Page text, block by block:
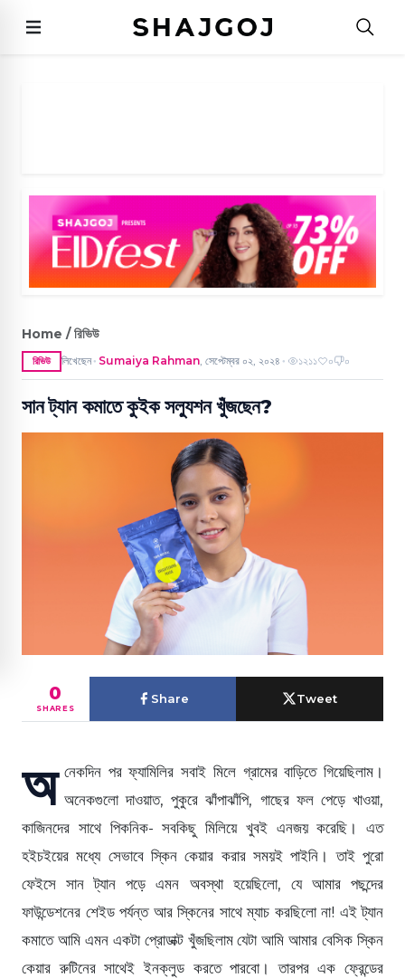
Home / রিভিউ
রিভিউ লিখেছেন ● Sumaiya Rahman, সেপ্টেম্বর ০২, ২০২৪ ● ১২১১ ০ ০
সান ট্যান কমাতে কুইক সল্যুশন খুঁজছেন?
0
SHARES
Share Tweet
অ নেকদিন পর ফ্যামিলির সবাই মিলে গ্রামের বাড়িতে গিয়েছিলাম।
অনেকগুলো দাওয়াত, পুকুরে ঝাঁপাঝাঁপি, গাছের ফল পেড়ে খাওয়া,
কাজিনদের সাথে পিকনিক- সবকিছু মিলিয়ে খুবই এনজয় করেছি। এত
হইচইয়ের মধ্যে সেভাবে স্কিন কেয়ার করার সময়ই পাইনি। তাই পুরো
ফেইসে সান ট্যান পড়ে এমন অবস্থা হয়েছিলো, যে আমার পছন্দের
ফাউন্ডেশনের শেইড পর্যন্ত আর স্কিনের সাথে ম্যাচ করছিলো না! এই ট্যান
কমাতে আমি এমন একটা প্রোডাক্ট খুঁজছিলাম যেটা আমি আমার বেসিক স্কিন
কেয়ার রুটিনের সাথেই ইনক্লুড করতে পারবো। তারপর এক ফ্রেন্ডের